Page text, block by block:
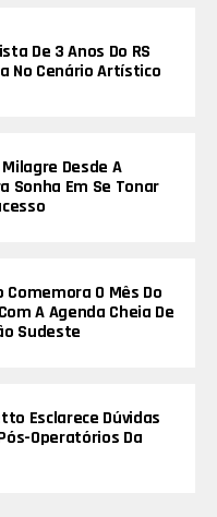
De 3 Anos Do RS
No Cenário Artístico
Desde A
Sonha Em Se Tonar
Comemora O Mês Do
A Agenda Cheia De
Sudeste
Esclarece Dúvidas
Operatórios Da